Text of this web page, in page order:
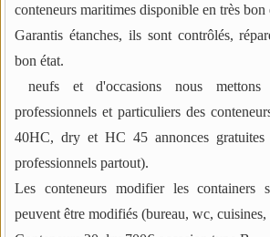
conteneurs maritimes disponible en très bon
Garantis étanches, ils sont contrôlés,
bon état.
neufs et d'occasions nous mettons
professionnels et particuliers des
40HC, dry et HC 45 annonces
professionnels partout).
Les conteneurs modifier les containers
peuvent être modifiés (bureau, wc,